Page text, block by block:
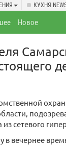
КУХНЯ
Новое
сетевого
в вечернее